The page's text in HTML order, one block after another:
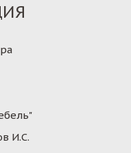
И.С.